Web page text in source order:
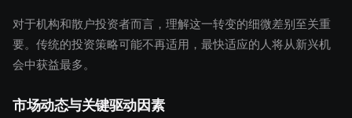
对于机构和散户投资者而言，理解这一转变的细微差别至关重
要。传统的投资策略可能不再适用，最快适应的人将从新兴机
会中获益最多。
市场动态与关键驱动因素